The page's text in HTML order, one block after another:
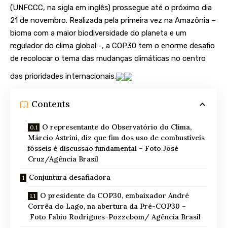
(UNFCCC, na sigla em inglês) prossegue até o próximo dia
21 de novembro. Realizada pela primeira vez na Amazônia –
bioma com a maior biodiversidade do planeta e um
regulador do clima global -, a COP30 tem o enorme desafio
de recolocar o tema das mudanças climáticas no centro
das prioridades internacionais.
Contents
O representante do Observatório do Clima,
Márcio Astrini, diz que fim dos uso de combustíveis
fósseis é discussão fundamental – Foto José
Cruz/Agência Brasil
Conjuntura desafiadora
O presidente da COP30, embaixador André
Corrêa do Lago, na abertura da Pré-COP30 –
Foto Fabio Rodrigues-Pozzebom/ Agência Brasil